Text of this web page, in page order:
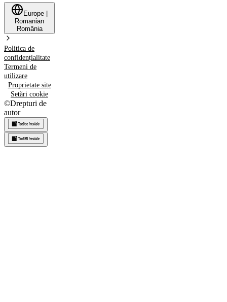
Europe
Romanian
România
Politica de
confidențialitate
Termeni de
utilizare
Proprietate site
Setări cookie
©Drepturi de
autor